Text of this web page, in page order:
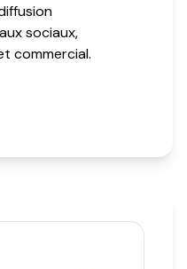
sociaux,
commercial.